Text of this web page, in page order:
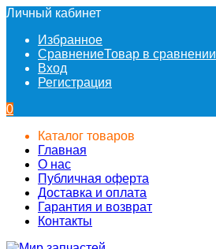
Личный кабинет
Избранное
СравнениеТовар в сравнении
Вход
Регистрация
0
Каталог товаров
Главная
О нас
Публичная оферта
Доставка и оплата
Гарантия и возврат
Контакты